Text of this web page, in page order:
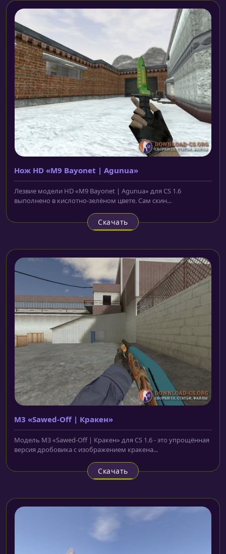
Нож HD «M9 Bayonet | Agunua»
Лезвие модели HD «M9 Bayonet | Agunua» для CS 1.6
выполнено в кислотно-зелёном цвете. Сам скин...
Скачать
M3 «Sawed-Off | Кракен»
Модель M3 «Sawed-Off | Кракен» для CS 1.6 - это упрощённая
версия дробовика с изображением кракена...
Скачать